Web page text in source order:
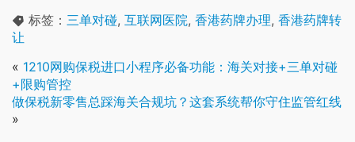
标签： 三单对碰, 互联网医院, 香港药牌办理, 香港药牌转
让
« 1210网购保税进口小程序必备功能：海关对接+三单对碰
+限购管控
做保税新零售总踩海关合规坑？这套系统帮你守住监管红线
»